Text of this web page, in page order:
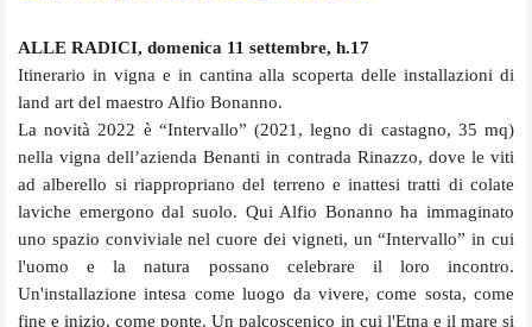
ALLE RADICI, domenica 11 settembre, h.17
Itinerario in vigna e in cantina alla scoperta delle installazioni di
land art del maestro Alfio Bonanno.
La novità 2022 è “Intervallo” (2021, legno di castagno, 35 mq)
nella vigna dell’azienda Benanti in contrada Rinazzo, dove le viti
ad alberello si riappropriano del terreno e inattesi tratti di colate
laviche emergono dal suolo. Qui Alfio Bonanno ha immaginato
uno spazio conviviale nel cuore dei vigneti, un “Intervallo” in cui
l'uomo e la natura possano celebrare il loro incontro.
Un'installazione intesa come luogo da vivere, come sosta, come
fine e inizio, come ponte. Un palcoscenico in cui l'Etna e il mare si